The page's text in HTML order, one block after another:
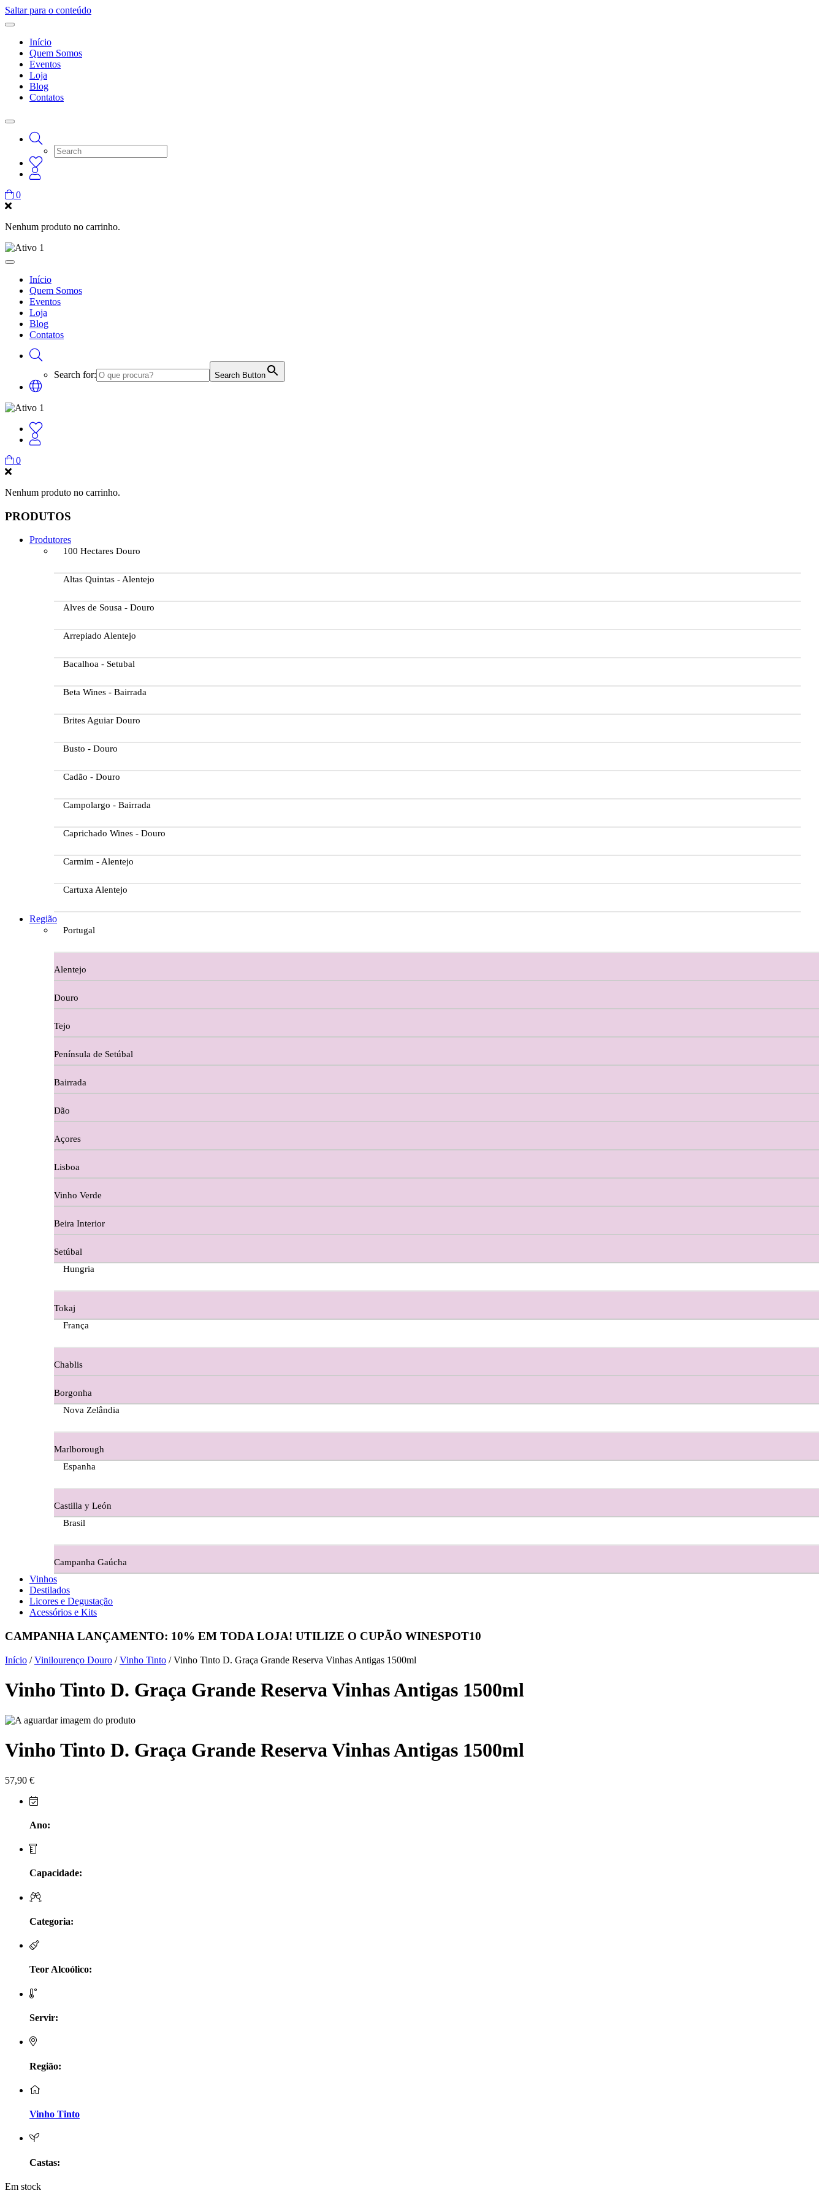
Saltar para o conteúdo
Início
Quem Somos
Eventos
Loja
Blog
Contatos
0
Nenhum produto no carrinho.
Início
Quem Somos
Eventos
Loja
Blog
Contatos
Search for: Search Button
0
Nenhum produto no carrinho.
PRODUTOS
Produtores
100 Hectares Douro
Altas Quintas - Alentejo
Alves de Sousa - Douro
Arrepiado Alentejo
Bacalhoa - Setubal
Beta Wines - Bairrada
Brites Aguiar Douro
Busto - Douro
Cadão - Douro
Campolargo - Bairrada
Caprichado Wines - Douro
Carmim - Alentejo
Cartuxa Alentejo
Casa Dos Migueis Douro
Casa Relvas Alentejo
Caves de São João - Bairrada
Charcutaria
Copos e Decanter
Cortes De Reguengo Douro
Digestivos
Divai - Alentejo
Dona Sancha Dão
Doroteia Douro
Ermelinda Freitas - Setubal
Evidencia Dão
Ferraz Wine - Beira Interior
Figueira Coriga - Alentejo
Guerreiro Vinhos - Bairrada
Herdade da Lisboa Alentejo
Herdade Do Freixo - Alentejo
Herdade do Moinho Branco - Alentejo
Herdade dos Coteis Alentejo
Lavradores da Feitoria - Douro
Região
Portugal
Alentejo
Douro
Tejo
Península de Setúbal
Bairrada
Dão
Açores
Lisboa
Vinho Verde
Beira Interior
Setúbal
Hungria
Tokaj
França
Chablis
Borgonha
Nova Zelândia
Marlborough
Espanha
Castilla y León
Brasil
Campanha Gaúcha
Vinhos
Destilados
Licores e Degustação
Acessórios e Kits
CAMPANHA LANÇAMENTO: 10% EM TODA LOJA! UTILIZE O CUPÃO WINESPOT10
Início /Vinilourenço Douro /Vinho Tinto / Vinho Tinto D. Graça Grande Reserva Vinhas Antigas 1500ml
Vinho Tinto D. Graça Grande Reserva Vinhas Antigas 1500ml
Vinho Tinto D. Graça Grande Reserva Vinhas Antigas 1500ml
57,90 €
Ano:
Capacidade:
Categoria:
Teor Alcoólico:
Servir:
Região:
Vinho Tinto
Castas:
Em stock